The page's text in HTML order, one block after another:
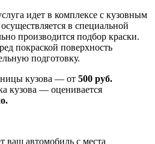
идет в комплексе с кузовным
в специальной
производится подбор краски.
покраской поверхность
подготовку.
кузова — от 500 руб.
кузова — оценивается
ваш автомобиль с места